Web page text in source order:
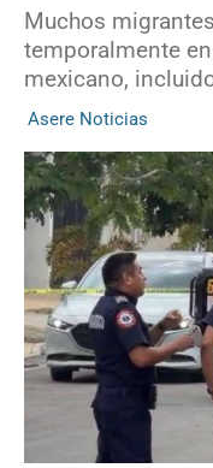
Muchos
temporalmente
mexicano,
Asere Noticias